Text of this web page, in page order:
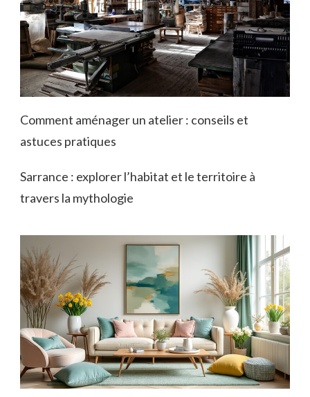
Comment aménager un atelier : conseils et
astuces pratiques
Sarrance : explorer l’habitat et le territoire à
travers la mythologie